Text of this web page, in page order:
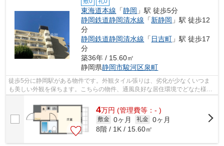
東海道本線 「静岡 」駅 徒歩5分
静岡鉄道静岡清水線 「新静岡 」駅 徒歩12
分
静岡鉄道静岡清水線 「 日吉町 」駅 徒歩17
分
築36年 / 15.60㎡
静岡県静岡市駿河区泉町
徒歩5分に静岡駅がある物件です。外観タイル張りは、劣化が少なくいつま
も美しい外観を保ちます。こちらの物件、通風良好な居住環境でどなた様の
4万円 (管理費等：- )
敷金 0ヶ月 礼金 0ヶ月
8階 / 1K / 15.60㎡